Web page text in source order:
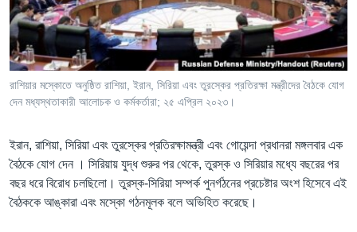
Learning English
FOLLOW US
অন্য ভাষায় ওয়েব সাইট
রাশিয়ার মস্কোতে অনুষ্ঠিত রাশিয়া, ইরান, সিরিয়া এবং তুরস্কের প্রতিরক্ষা মন্ত্রীদের বৈঠকে যোগ
দেন মধ্যস্থতাকারী আলোচক ও কর্মকর্তারা; ২৫ এপ্রিল ২০২৩।
ইরান, রাশিয়া, সিরিয়া এবং তুরস্কের প্রতিরক্ষামন্ত্রী এবং গোয়েন্দা প্রধানরা মঙ্গলবার এক
বৈঠকে যোগ দেন । সিরিয়ায় যুদ্ধ শুরুর পর থেকে, তুরস্ক ও সিরিয়ার মধ্যে বছরের পর
বছর ধরে বিরোধ চলছিলো। তুরস্ক-সিরিয়া সম্পর্ক পুনর্গঠনের প্রচেষ্টার অংশ হিসেবে এই
বৈঠককে আঙ্কারা এবং মস্কো গঠনমূলক বলে অভিহিত করেছে।